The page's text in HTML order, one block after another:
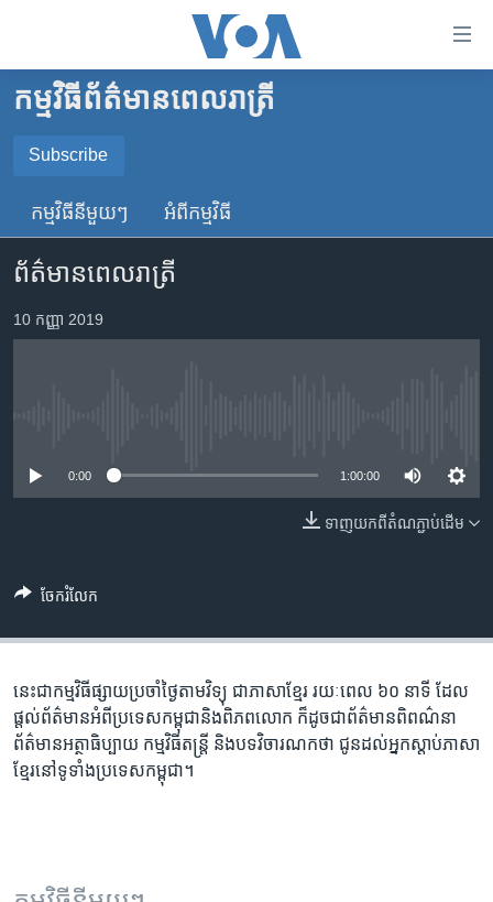
គេហទំព័រ​
ទាក់ទង
រំលង​
ទំព័រ​
ព័ត៌មាន​​
តែ​
ម្តង
រចនា
ចូល​
ស្វែង​
កម្ពុជា
អន្តរជាតិ
ចិន
ហេឡូវីអូអេ
កម្ពុជាច្នៃប្រតិដ្ឋ
កម្មវិធីទាំងអស់
បណ្តាញ​សង្គម
ភាសា
កម្មវិធី​ព័ត៌មាន​ពេលរាត្រី
Subscribe
SUBSCRIBE
YouTube Music
កម្មវិធី​នីមួយៗ អំពី​កម្មវិធី​
ព័ត៌មានពេលរាត្រី
10 កញ្ញា 2019
0:00 1:00:00
ទាញ​យក​ពី​តំណភ្ជាប់​ដើម
ចែករំលែក
នេះ​ជា​កម្ម​វិធី​ផ្សាយ​ប្រចាំ​ថ្ងៃ​តាម​វិទ្យុ ​ជាភាសា​ខ្មែរ​ រយៈ​ពេល​ ៦០​ នាទី ដែល​
ផ្តល់​ព័ត៌មាន​អំពី​ប្រទេស​កម្ពុជា​និង​ពិភព​លោក ​ក៏ដូច​ជា​ព័ត៌មាន​ពិពណ៌នា
ព័ត៌មាន​អត្ថាធិប្បាយ​ កម្ម​វិធី​តន្ត្រី ​និង​បទ​វិចារណកថា​ ជូន​ដល់​អ្នក​ស្តាប់​ភាសា​
ខ្មែរ​នៅ​ទូទាំង​ប្រទេស​កម្ពុជា។